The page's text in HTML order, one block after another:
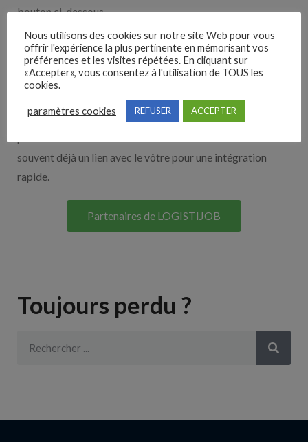
bouton ci-dessous.
Nos solutions entreprises
Découvrez nos partenaires ! Moteurs de recherches,
multidiffuseurs, sites payant… nombreux sont nos
souvent déjà un lien avec le vôtre pour une intégration
rapide.
Partenaires de LOGISTIJOB
Toujours perdu ?
Nous utilisons des cookies sur notre site Web pour vous
offrir l'expérience la plus pertinente en mémorisant vos
préférences et les visites répétées. En cliquant sur
«Accepter», vous consentez à l'utilisation de TOUS les
cookies.
paramètres cookies REFUSER ACCEPTER